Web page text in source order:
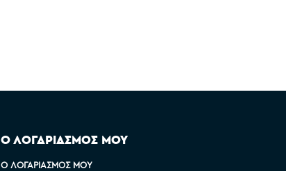
Ο ΛΟΓΑΡΙΑΣΜΟΣ ΜΟΥ
Ο ΛΟΓΑΡΙΑΣΜΌΣ ΜΟΥ